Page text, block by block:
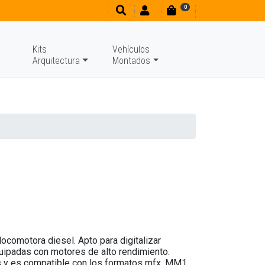
0
Kits
Arquitectura
Vehículos
Montados
diesel. Apto para digitalizar
con motores de alto rendimiento.